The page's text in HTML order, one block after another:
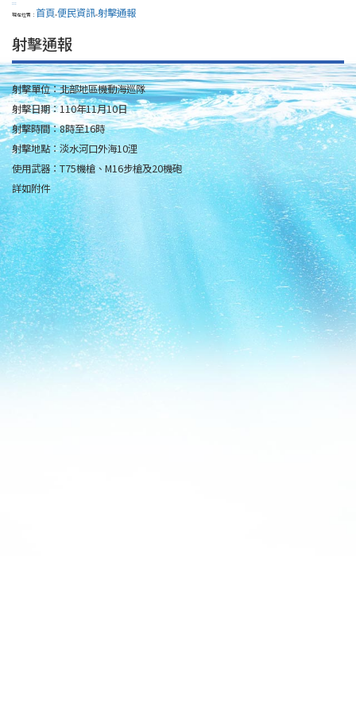
:::
現在位置： 首頁>便民資訊>射擊通報
射擊通報
射擊單位：北部地區機動海巡隊
射擊日期：110年11月10日
射擊時間：8時至16時
射擊地點：淡水河口外海10浬
使用武器：T75機槍、M16步槍及20機砲
詳如附件